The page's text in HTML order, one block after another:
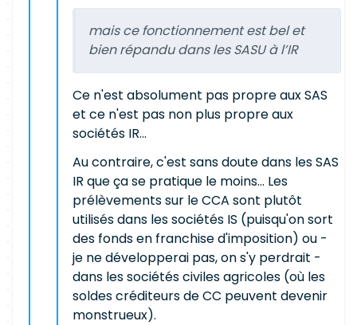
mais ce fonctionnement est bel et
bien répandu dans les SASU à l’IR
Ce n'est absolument pas propre aux SAS
et ce n'est pas non plus propre aux
sociétés IR...
Au contraire, c'est sans doute dans les SAS
IR que ça se pratique le moins... Les
prélèvements sur le CCA sont plutôt
utilisés dans les sociétés IS (puisqu'on sort
des fonds en franchise d'imposition) ou -
je ne développerai pas, on s'y perdrait -
dans les sociétés civiles agricoles (où les
soldes créditeurs de CC peuvent devenir
monstrueux).